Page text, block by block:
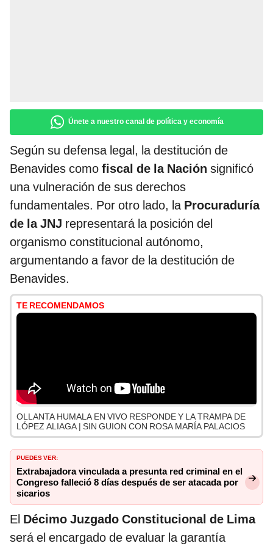
Únete a nuestro canal de política y economía
Según su defensa legal, la destitución de
Benavides como fiscal de la Nación significó
una vulneración de sus derechos
fundamentales. Por otro lado, la Procuraduría
de la JNJ representará la posición del
organismo constitucional autónomo,
argumentando a favor de la destitución de
Benavides.
TE RECOMENDAMOS
OLLANTA HUMALA EN VIVO RESPONDE Y LA TRAMPA DE
LÓPEZ ALIAGA | SIN GUION CON ROSA MARÍA PALACIOS
PUEDES VER:
Extrabajadora vinculada a presunta red criminal en el
Congreso falleció 8 días después de ser atacada por
sicarios
El Décimo Juzgado Constitucional de Lima
será el encargado de evaluar la garantía